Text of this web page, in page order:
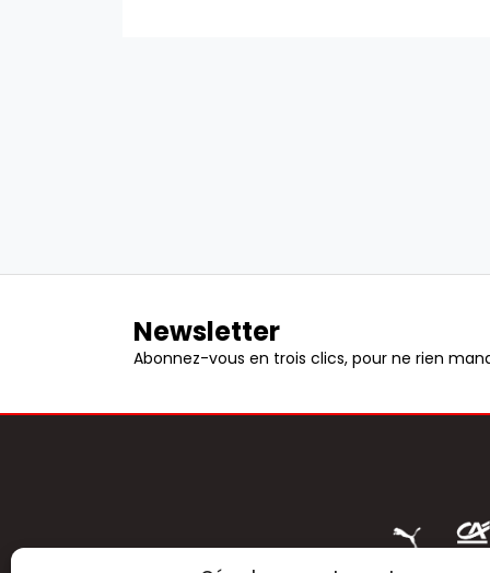
Newsletter
Abonnez-vous en trois clics, pour ne rien